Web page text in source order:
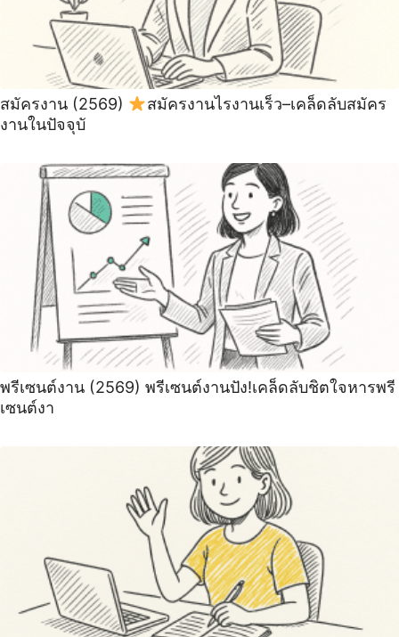
สมัครงาน (2569)
สมัครงานไรงานเร็ว–เคล็ดลับสมัคร
งานในปัจจุบั
พรีเซนต์งาน (2569) พรีเซนต์งานปัง!เคล็ดลับชิตใจหารพรี
เซนต์งา